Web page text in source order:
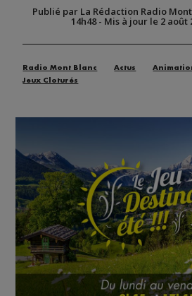
Publié par La Rédaction Radio
14h48- Mis à jour le 2 août
Radio Mont Blanc Actus
Jeux Cloturés